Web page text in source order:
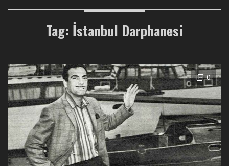
Tag: İstanbul Darphanesi
0